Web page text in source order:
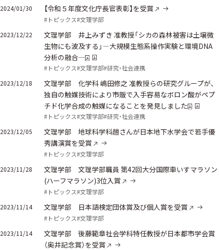
2024/01/30
【令和５年度文化庁長官表彰】を受賞
#トピックス#文理学部
2023/12/22
文理学部 井上みずき 准教授「シカの森林被害は土壌微
生物にも波及する」―大規模生態系操作実験と環境DNA
分析の融合―
#トピックス#文理学部#研究・社会連携
2023/12/18
文理学部 化学科 嶋田修之 准教授らの研究グループが、
独自の触媒技術により市販で入手容易なボロン酸がペプ
チド化学合成の触媒になることを発見しました
#トピックス#文理学部#研究・社会連携
2023/12/05
文理学部 地球科学科趙さんが日本地下水学会で若手優
秀講演賞を受賞
#トピックス#文理学部
2023/11/28
文理学部 文理学部職員 第42回大分国際車いすマラソン
(ハーフマラソン)3位入賞
#トピックス#文理学部
2023/11/14
文理学部 日本語検定団体賞及び個人賞を受賞
#トピックス#文理学部
2023/11/14
文理学部 後藤範章社会学科特任教授が日本都市学会賞
（奥井記念賞）を受賞